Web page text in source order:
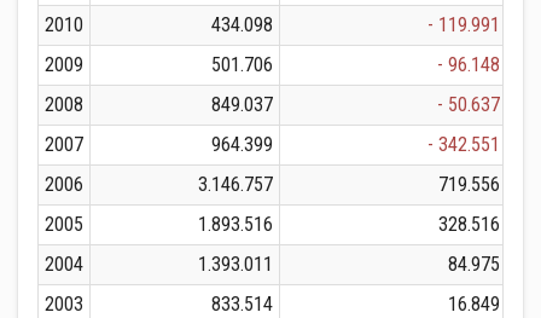
2010
434.098
- 119.991
2009
501.706
- 96.148
2008
849.037
- 50.637
2007
964.399
- 342.551
2006
3.146.757
719.556
2005
1.893.516
328.516
2004
1.393.011
84.975
2003
833.514
16.849